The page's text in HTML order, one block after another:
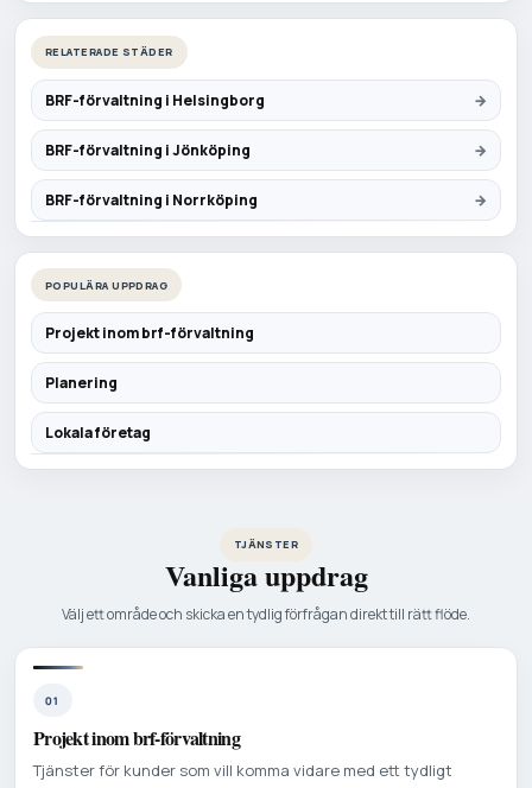
RELATERADE STÄDER
BRF-förvaltning i Helsingborg
BRF-förvaltning i Jönköping
BRF-förvaltning i Norrköping
POPULÄRA UPPDRAG
Projekt inom brf-förvaltning
Planering
Lokala företag
TJÄNSTER
Vanliga uppdrag
Välj ett område och skicka en tydlig förfrågan direkt till rätt flöde.
01
Projekt inom brf-förvaltning
Tjänster för kunder som vill komma vidare med ett tydligt